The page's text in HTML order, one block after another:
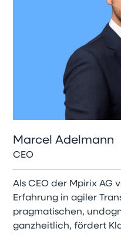
Marcel Adelmann
CEO
Als CEO der Mpirix
Erfahrung in agiler
pragmatischen,
ganzheitlich, fördert